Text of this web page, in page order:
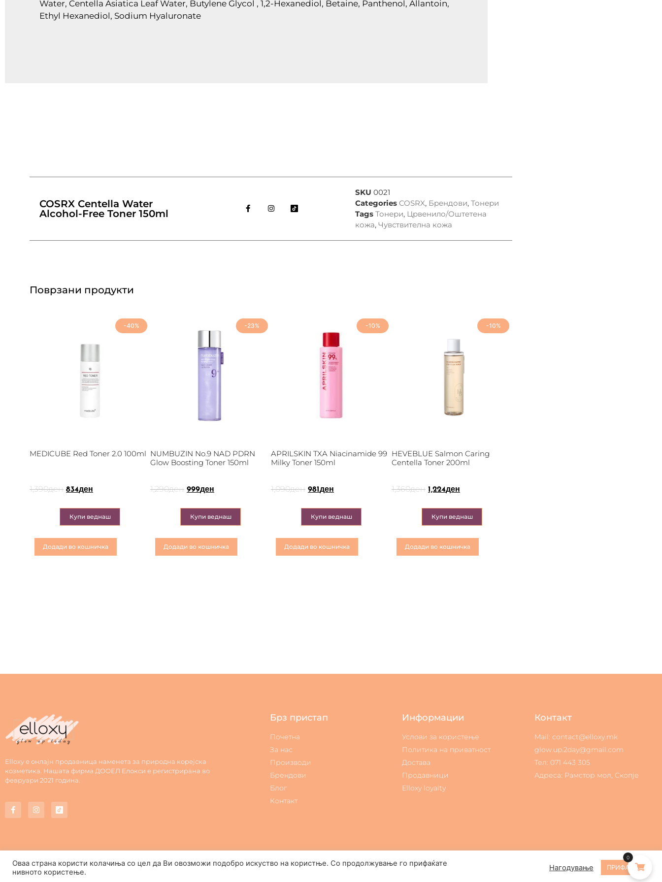
Water, Centella Asiatica Leaf Water, Butylene Glycol , 1,2-Hexanediol, Betaine, Panthenol, Allantoin,
Ethyl Hexanediol, Sodium Hyaluronate
COSRX Centella Water
Alcohol-Free Toner 150ml
SKU 0021
Categories COSRX, Брендови, Тонери
Tags Тонери, Црвенило/Оштетена
кожа, Чувствителна кожа
Поврзани продукти
-40%
MEDICUBE Red Toner 2.0 100ml
1,390ден 834ден
Купи веднаш
Додади во кошничка
-23%
NUMBUZIN No.9 NAD PDRN
Glow Boosting Toner 150ml
1,290ден 999ден
Купи веднаш
Додади во кошничка
-10%
APRILSKIN TXA Niacinamide 99
Milky Toner 150ml
1,090ден 981 ден
Купи веднаш
Додади во кошничка
-10%
HEVEBLUE Salmon Caring
Centella Toner 200ml
1,360ден 1,224ден
Купи веднаш
Додади во кошничка
Elloxy е онлајн продавница наменета за природна корејска
козметика. Нашата фирма ДООЕЛ Елокси е регистрирана во
февруари 2021 година.
Брз пристап
Почетна
За нас
Производи
Брендови
Блог
Контакт
Информации
Услови за користење
Политика на приватност
Достава
Продавници
Elloxy loyalty
Контакт
Mail: contact@elloxy.mk
glow.up.2day@gmail.com
Тел: 071 443 305
Адреса: Рамстор мол, Скопје
Elloxy Cosmetic © All rights reserved
Оваа страна користи колачиња со цел да Ви овозможи подобро искуство на користње. Со продолжување го прифаќате
нивното користење.
Нагодување ПРИФАЌАМ
0